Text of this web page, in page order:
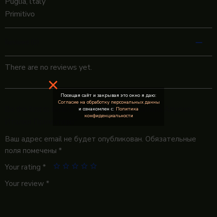
Primitivo
There are no reviews yet.
Be the first to review “Примасоле Примитиво Апулия,
Ваш адрес email не будет опубликован. Обязательные
поля помечены *
Your rating *
Your review *
Посещая сайт и закрывая это окно я даю:
Согласие на обработку персональных данны
и ознакомлен с: Политика
конфиденциальности
×